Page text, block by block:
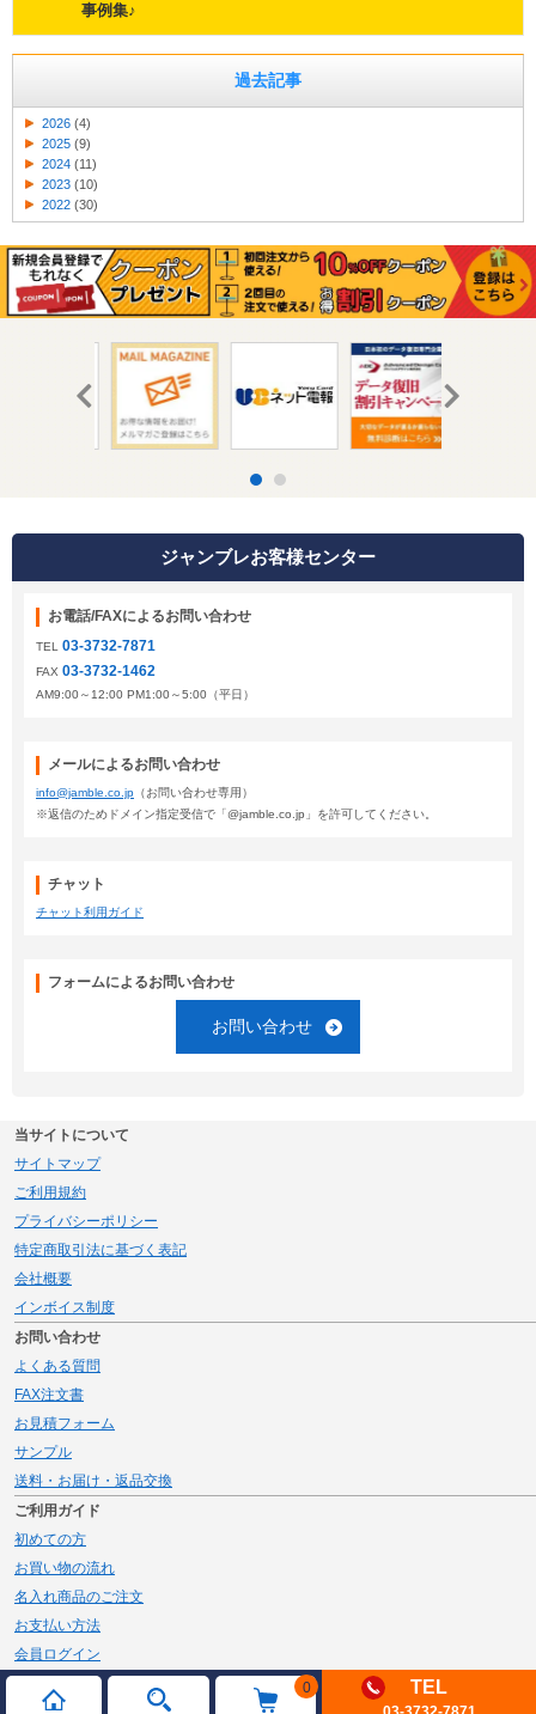
0 TEL
事例集♪
過去記事
2026 (4)
2025 (9)
2024 (11)
2023 (10)
2022 (30)
ジャンブレお客様センター
お電話/FAXによるお問い合わせ
TEL 03-3732-7871
FAX 03-3732-1462
AM9:00～12:00 PM1:00～5:00（平日）
メールによるお問い合わせ
info@jamble.co.jp （お問い合わせ専用）
※返信のためドメイン指定受信で「@jamble.co.jp」を許可してください。
チャット
チャット利用ガイド
フォームによるお問い合わせ
お問い合わせ
当サイトについて
サイトマップ
ご利用規約
プライバシーポリシー
特定商取引法に基づく表記
会社概要
インボイス制度
お問い合わせ
よくある質問
FAX注文書
お見積フォーム
サンプル
送料・お届け・返品交換
ご利用ガイド
初めての方
お買い物の流れ
名入れ商品のご注文
お支払い方法
会員ログイン
メルマガ登録